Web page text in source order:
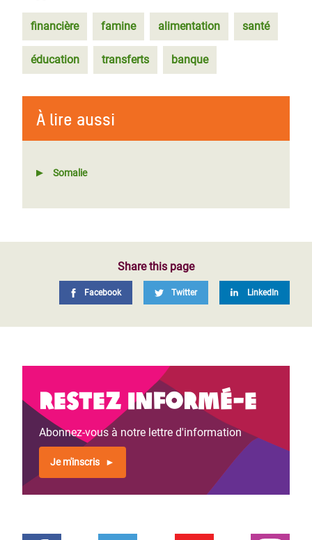
financière famine alimentation santé
éducation transferts banque
À lire aussi
Somalie
Share this page
Facebook Twitter LinkedIn
Restez informé-e
Abonnez-vous à notre lettre d'information
Je m'inscris